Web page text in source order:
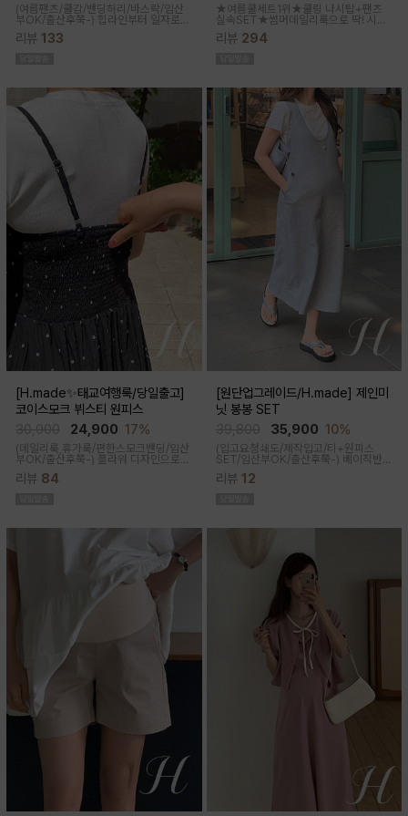
(여름팬츠/쿨감/밴딩허리/바스락/임산
부OK/출산후쭉-) 힙라인부터 일자로
툭-하고 떨어지는 와이드라인으로 체형
이 크게 드러나지않아요 데일리룩으로
리뷰 133
★여름쿨세트1위★쿨링 나시탑+팬츠
실속SET★썸머데일리룩으로 딱! 시원
한 감촉에 신축성 좋고 통기성쿨링원단
으로 한여름까지 가뿐하게~!
리뷰 294
[H.made✨태교여행룩/당일출고]
코이스모크 뷔스티 원피스
24,900 17%
(데일리룩,휴가룩/편한스모크밴딩/임산
부OK/출산후쭉-) 플라워 디자인으로
여성스러워 소장욕구를 업시켜주는 뷔
스티에 원피스랍니다
리뷰 84
[원단업그레이드/H.made] 제인미
닛 봉봉 SET
35,900 10%
(입고요청쇄도/제작입고/티+원피스
SET/임산부OK/출산후쭉-) 베이직반팔
과 나시 원피스 세트 구성으로 가성비세
트로 탄탄한 코튼원단으로 부드럽고 내
리뷰 12